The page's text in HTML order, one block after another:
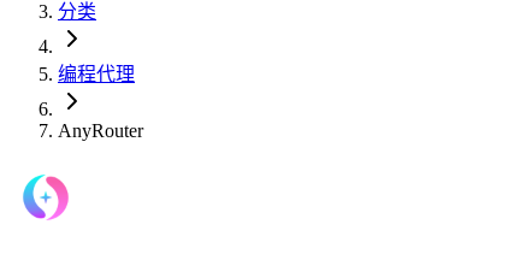
分类
编程代理
AnyRouter